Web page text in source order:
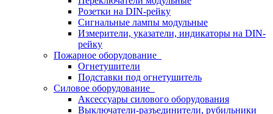
Розетки на DIN-рейку
Сигнальные лампы модульные
Измерители, указатели, индикаторы на DIN-
рейку
Пожарное оборудование
Огнетушители
Подставки под огнетушитель
Силовое оборудование
Аксессуары силового оборудования
Выключатели-разъединители, рубильники